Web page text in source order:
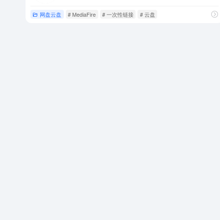
网盘云盘 # MediaFire # 一次性链接 # 云盘